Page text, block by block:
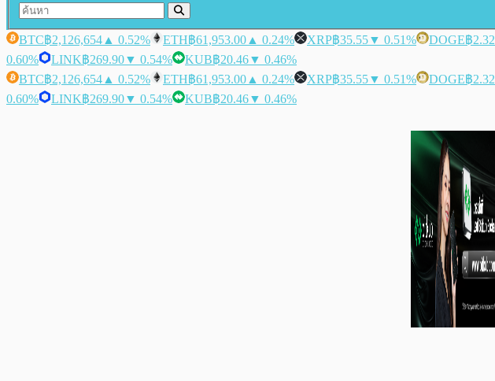
BTC฿2,126,654 ▲ 0.52% ETH฿61,953.00 ▲ 0.24% XRP฿35.55▼ 0.51% DOGE฿2.32
0.60%
LINK฿269.90▼ 0.54% KUB฿20.46▼ 0.46%
BTC฿2,126,654 ▲ 0.52% ETH฿61,953.00 ▲ 0.24% XRP฿35.55▼ 0.51% DOGE฿2.32
0.60%
LINK฿269.90▼ 0.54% KUB฿20.46▼ 0.46%